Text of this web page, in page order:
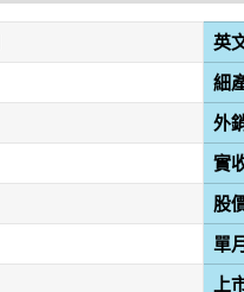
英
細
外
實
股
單
上